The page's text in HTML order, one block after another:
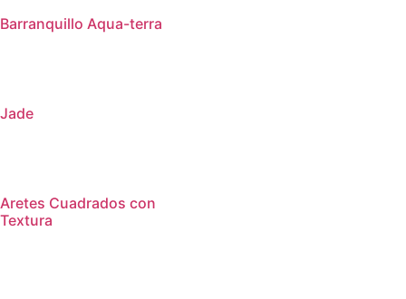
Barranquillo Aqua-terra
Jade
Aretes Cuadrados con
Textura